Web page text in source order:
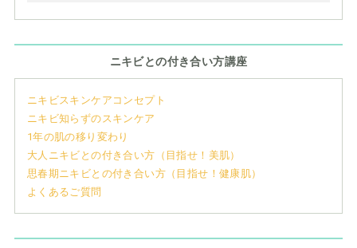
ニキビとの付き合い方講座
ニキビスキンケアコンセプト
ニキビ知らずのスキンケア
1年の肌の移り変わり
大人ニキビとの付き合い方（目指せ！美肌）
思春期ニキビとの付き合い方（目指せ！健康肌）
よくあるご質問